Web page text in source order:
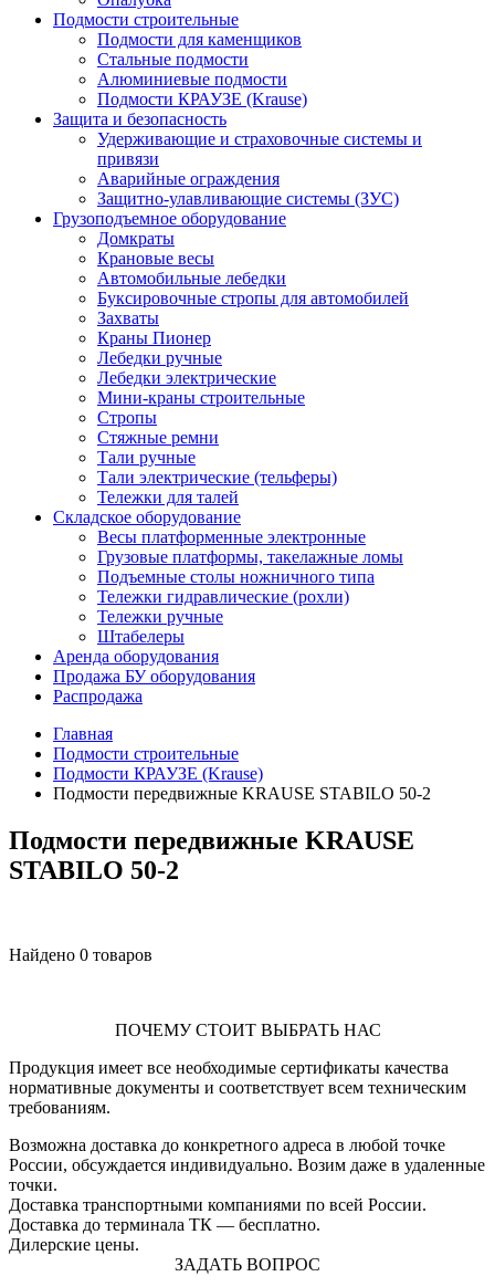
Подмости строительные
Подмости для каменщиков
Стальные подмости
Алюминиевые подмости
Подмости КРАУЗЕ (Krause)
Защита и безопасность
Удерживающие и страховочные системы и
привязи
Аварийные ограждения
Защитно-улавливающие системы (ЗУС)
Грузоподъемное оборудование
Домкраты
Крановые весы
Автомобильные лебедки
Буксировочные стропы для автомобилей
Захваты
Краны Пионер
Лебедки ручные
Лебедки электрические
Мини-краны строительные
Стропы
Стяжные ремни
Тали ручные
Тали электрические (тельферы)
Тележки для талей
Складское оборудование
Весы платформенные электронные
Грузовые платформы, такелажные ломы
Подъемные столы ножничного типа
Тележки гидравлические (рохли)
Тележки ручные
Штабелеры
Аренда оборудования
Продажа БУ оборудования
Распродажа
Главная
Подмости строительные
Подмости КРАУЗЕ (Krause)
Подмости передвижные KRAUSE STABILO 50-2
Подмости передвижные KRAUSE
STABILO 50-2
Найдено 0 товаров
ПОЧЕМУ СТОИТ ВЫБРАТЬ НАС
Продукция имеет все необходимые сертификаты качества
нормативные документы и соответствует всем техническим
требованиям.
Возможна доставка до конкретного адреса в любой точке
России, обсуждается индивидуально. Возим даже в удаленные
точки.
Доставка транспортными компаниями по всей России.
Доставка до терминала ТК — бесплатно.
Дилерские цены.
ЗАДАТЬ ВОПРОС